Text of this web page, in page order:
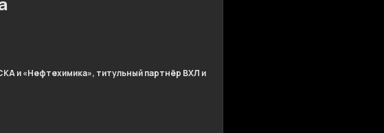
и «Нефтехимика», титульный партнёр ВХЛ и